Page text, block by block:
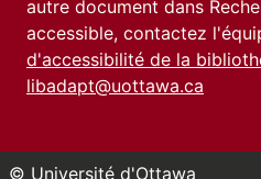
autre document dans
accessible, contactez
d'accessibilité de la
libadapt@uottawa.ca
© Université d'Ottawa